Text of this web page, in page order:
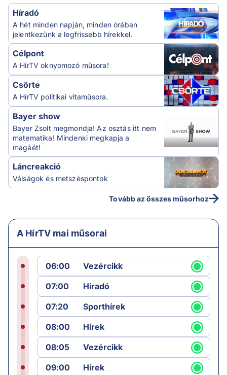
Híradó
A hét minden napján, minden órában
jelentkezünk a legfrissebb hírekkel.
Célpont
A HírTV oknyomozó műsora!
Csörte
A HírTV politikai vitaműsora.
Bayer show
Bayer Zsolt megmondja! Az osztás itt nem
matematika! Mindenki megkapja a
magáét!
Láncreakció
Válságok és metszéspontok
Tovább az összes műsorhoz
A HírTV mai műsorai
06:00
Vezércikk
07:00
Híradó
07:20
Sporthírek
08:00
Hírek
08:05
Vezércikk
09:00
Hírek